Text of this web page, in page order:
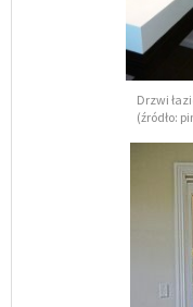
Drzwi
(źródło: